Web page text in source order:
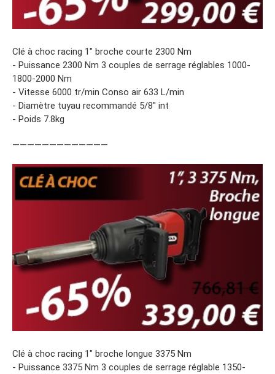
Clé à choc racing 1″ broche courte 2300 Nm
- Puissance 2300 Nm 3 couples de serrage réglables 1000-
1800-2000 Nm
- Vitesse 6000 tr/min Conso air 633 L/min
- Diamètre tuyau recommandé 5/8″ int
- Poids 7.8kg
—————————————
Clé à choc racing 1″ broche longue 3375 Nm
- Puissance 3375 Nm 3 couples de serrage réglable 1350-